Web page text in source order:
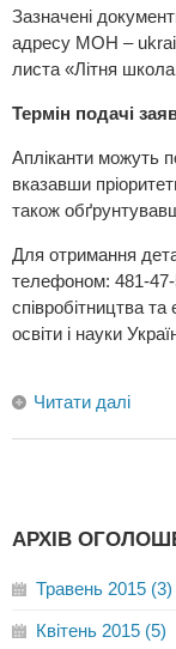
Зазначені
адресу МОН –
листа «Літня
Термін подачі
Апліканти можуть
вказавши
також
Для отримання
телефоном: 481-47-
співробітництва та
освіти і науки
Читати далі
АРХІВ
Травень 2015 (3)
Квітень 2015 (5)